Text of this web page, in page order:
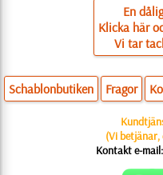
En
Klicka här
Vi tar
Schablonbutiken Fragor
(Vi betjänar,
Kontakt e-mail: